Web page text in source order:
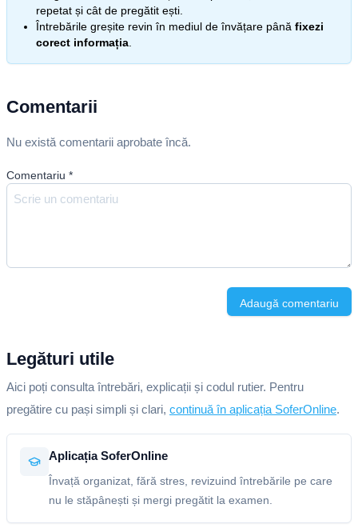
repetat și cât de pregătit ești.
Întrebările greșite revin în mediul de învățare până fixezi
corect informația
Comentarii
Nu există comentarii aprobate încă.
Comentariu *
Adaugă comentariu
Legături utile
Aici poți consulta întrebări, explicații și codul rutier. Pentru
pregătire cu pași simpli și clari, continuă în aplicația SoferOnline.
Aplicația SoferOnline
Învață organizat, fără stres, revizuind întrebările pe care
nu le stăpânești și mergi pregătit la examen.